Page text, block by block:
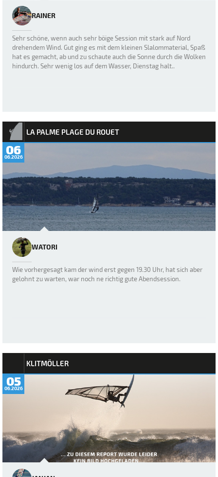
RAINER
Sehr schöne, wenn auch sehr böige Session mit stark auf Nord
drehendem Wind. Gut ging es mit dem kleinen Slalommaterial, Spaß
hat es gemacht, ab und zu schaute auch die Sonne durch die Wolken
hindurch. Sehr wenig los auf dem Wasser, Dienstag halt..
LA PALME PLAGE DU ROUET
06
06.2026
WATORI
Wie vorhergesagt kam der wind erst gegen 19.30 Uhr, hat sich aber
gelohnt zu warten, war noch ne richtig gute Abendsession.
KLITMÖLLER
05
06.2026